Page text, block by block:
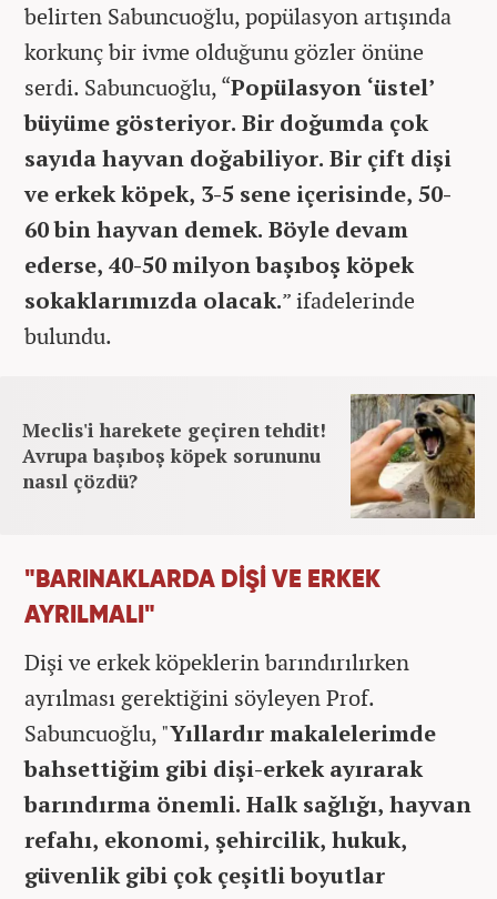
belirten Sabuncuoğlu, popülasyon artışında
korkunç bir ivme olduğunu gözler önüne
serdi. Sabuncuoğlu, “Popülasyon ‘üstel’
büyüme gösteriyor. Bir doğumda çok
sayıda hayvan doğabiliyor. Bir çift dişi
ve erkek köpek, 3-5 sene içerisinde, 50-
60 bin hayvan demek. Böyle devam
ederse, 40-50 milyon başıboş köpek
sokaklarımızda olacak.” ifadelerinde
bulundu.
Meclis'i harekete geçiren tehdit!
Avrupa başıboş köpek sorununu
nasıl çözdü?
"BARINAKLARDA DİŞİ VE ERKEK
AYRILMALI"
Dişi ve erkek köpeklerin barındırılırken
ayrılması gerektiğini söyleyen Prof.
Sabuncuoğlu, "Yıllardır makalelerimde
bahsettiğim gibi dişi-erkek ayırarak
barındırma önemli. Halk sağlığı, hayvan
refahı, ekonomi, şehircilik, hukuk,
güvenlik gibi çok çeşitli boyutlar